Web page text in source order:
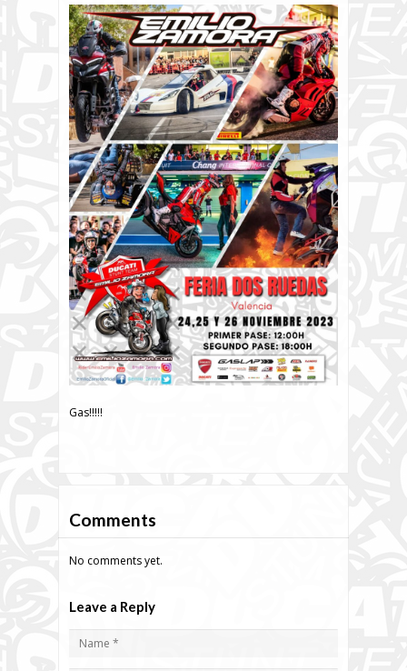
Gas!!!!!
Comments
No comments yet.
Leave a Reply